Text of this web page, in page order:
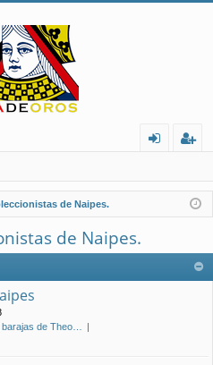
nt
ifi
ist
ra
de Naipes.
de Naipes.
de Theo…